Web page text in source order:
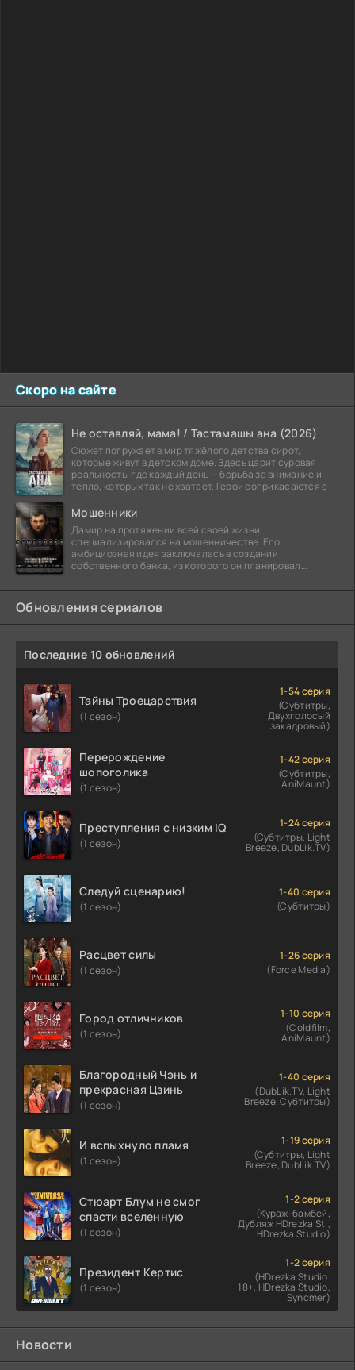
Скоро на сайте
Не оставляй, мама! / Тастамашы ана (2026)
Сюжет погружает в мир тяжёлого детства сирот,
которые живут в детском доме. Здесь царит суровая
реальность, где каждый день — борьба за внимание и
тепло, которых так не хватает. Герои соприкасаются с
Мошенники
Дамир на протяжении всей своей жизни
специализировался на мошенничестве. Его
амбициозная идея заключалась в создании
собственного банка, из которого он планировал
Обновления сериалов
Последние 10 обновлений
Тайны Троецарствия
(1 сезон)
1-54 серия
(Субтитры,
Двухголосый
закадровый)
Перерождение
шопоголика
(1 сезон)
1-42 серия
(Субтитры,
AniMaunt)
Преступления с низким IQ
(1 сезон)
1-24 серия
(Субтитры, Light
Breeze, DubLik.TV)
Следуй сценарию!
(1 сезон)
1-40 серия
(Субтитры)
Расцвет силы
(1 сезон)
1-26 серия
(Force Media)
Город отличников
(1 сезон)
1-10 серия
(Coldfilm,
AniMaunt)
Благородный Чэнь и
прекрасная Цзинь
(1 сезон)
1-40 серия
(DubLik.TV, Light
Breeze, Субтитры)
И вспыхнуло пламя
(1 сезон)
1-19 серия
(Субтитры, Light
Breeze, DubLik.TV)
Стюарт Блум не смог
спасти вселенную
(1 сезон)
1-2 серия
(Кураж-бамбей,
Дубляж HDrezka St.,
HDrezka Studio)
Президент Кертис
(1 сезон)
1-2 серия
(HDrezka Studio.
18+, HDrezka Studio,
Syncmer)
Новости